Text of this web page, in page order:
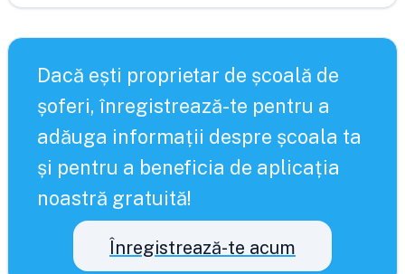
Dacă ești proprietar de școală de
șoferi, înregistrează-te pentru a
adăuga informații despre școala ta
și pentru a beneficia de aplicația
noastră gratuită!
Înregistrează-te acum